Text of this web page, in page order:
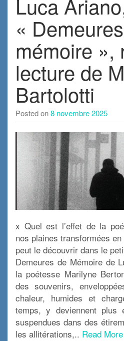
Luca
«
mémoire »,
lecture de
Bartolotti
Posted on8 novembre 2025
x Quel est l’effet de la
nos plaines transformées
peut le découvrir dans le
Demeures de Mémoire de
la poétesse Marilyne
des souvenirs,
chaleur, humides et
temps, y deviennent plus
suspendues dans des
les allitérations,.. Read More